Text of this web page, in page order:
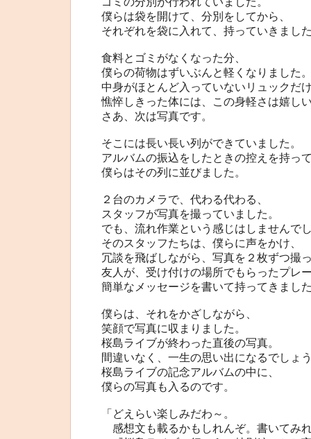
僕らは袋を開けて、分別をしてから、
それぞれを袋に入れて、持っていきまし
食料とゴミがなくなった分、
僕らの荷物はずいぶんと軽くなりました
中身がほとんど入っていないリュックだ
憔悴しきった体には、この身軽さは嬉し
さあ、次は写真です。
そこには長い長い列ができていました。
アルバムの振込をしたときの控えを持っ
僕らはその列に並びました。
２台のカメラで、代わる代わる、
スタッフが写真を撮っていました。
でも、流れ作業という感じはしませんで
そのスタッフたちは、僕らに声をかけ、
冗談を飛ばしながら、写真を２枚ずつ撮
友人が、受け付けの場所でもらったプレ
簡単なメッセージを書いて持ってきまし
僕らは、それをかざしながら、
笑顔で写真に収まりました。
桜島ライブが終わった直後の写真。
間違いなく、一生の思い出になるでしょ
桜島ライブの記念アルバムの中に、
僕らの写真も入るのです。
「どえらい楽しみだわ～。
感想文も載るかもしれんぞ。書いてみ